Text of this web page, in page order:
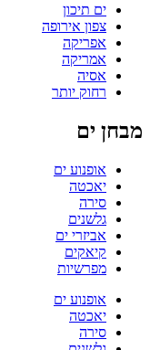
ים תיכון
צפון אירופה
אפריקה
אמריקה
אסיה
רחוק יותר
מבחן ים
אופנוע ים
יאכטה
סירה
גלשנים
אביזרי ים
קיאקים
מפרשיות
אופנוע ים
יאכטה
סירה